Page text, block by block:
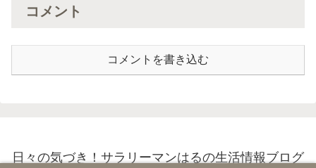
コメント
コメントを書き込む
日々の気づき！サラリーマンはるの生活情報ブログ